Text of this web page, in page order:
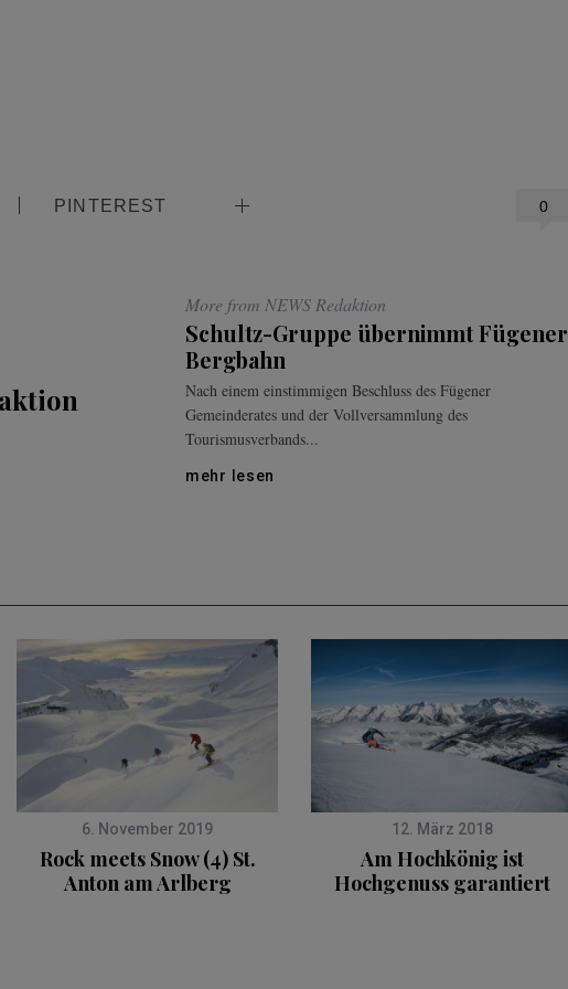
0
PINTEREST
More from NEWS Redaktion
Schultz-Gruppe übernimmt Fügener
Bergbahn
Nach einem einstimmigen Beschluss des Fügener
Gemeinderates und der Vollversammlung des
Tourismusverbands...
mehr lesen
6. November 2019
Rock meets Snow (4) St.
Anton am Arlberg
12. März 2018
Am Hochkönig ist
Hochgenuss garantiert